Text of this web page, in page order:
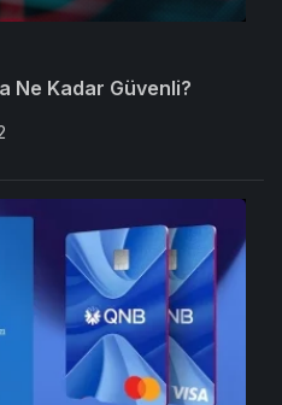
Ne Kadar Güvenli?